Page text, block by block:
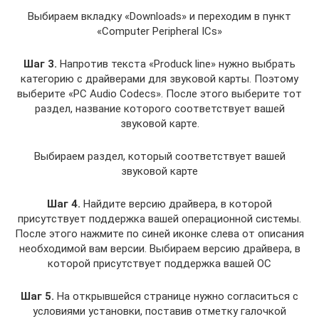
Выбираем вкладку «Downloads» и переходим в пункт
«Computer Peripheral ICs»
Шаг 3. Напротив текста «Produck line» нужно выбрать
категорию с драйверами для звуковой карты. Поэтому
выберите «PC Audio Codecs». После этого выберите тот
раздел, название которого соответствует вашей
звуковой карте.
Выбираем раздел, который соответствует вашей
звуковой карте
Шаг 4. Найдите версию драйвера, в которой
присутствует поддержка вашей операционной системы.
После этого нажмите по синей иконке слева от описания
необходимой вам версии. Выбираем версию драйвера, в
которой присутствует поддержка вашей ОС
Шаг 5. На открывшейся странице нужно согласиться с
условиями установки, поставив отметку галочкой